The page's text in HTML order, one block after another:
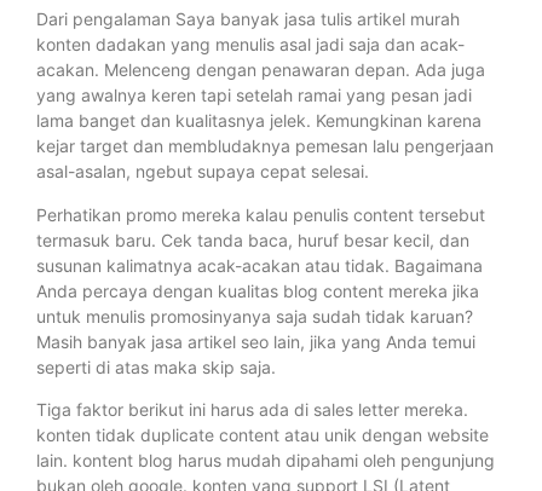
Dari pengalaman Saya banyak jasa tulis artikel murah
konten dadakan yang menulis asal jadi saja dan acak-
acakan. Melenceng dengan penawaran depan. Ada juga
yang awalnya keren tapi setelah ramai yang pesan jadi
lama banget dan kualitasnya jelek. Kemungkinan karena
kejar target dan membludaknya pemesan lalu pengerjaan
asal-asalan, ngebut supaya cepat selesai.
Perhatikan promo mereka kalau penulis content tersebut
termasuk baru. Cek tanda baca, huruf besar kecil, dan
susunan kalimatnya acak-acakan atau tidak. Bagaimana
Anda percaya dengan kualitas blog content mereka jika
untuk menulis promosinyanya saja sudah tidak karuan?
Masih banyak jasa artikel seo lain, jika yang Anda temui
seperti di atas maka skip saja.
Tiga faktor berikut ini harus ada di sales letter mereka.
konten tidak duplicate content atau unik dengan website
lain. kontent blog harus mudah dipahami oleh pengunjung
bukan oleh google. konten yang support LSI (Latent